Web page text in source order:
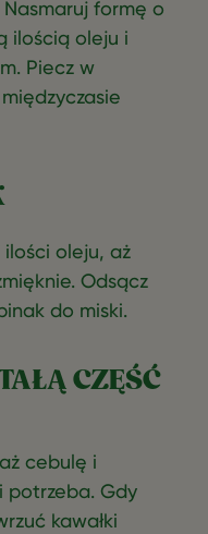
Nasmaruj formę o
ilością oleju i
Piecz w
ilości oleju, aż
Odsącz
do miski.
CZĘŚĆ
cebulę i
potrzeba. Gdy
kawałki